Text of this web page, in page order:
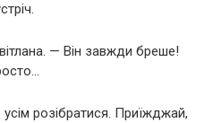
— Він завжди бреше!
розібратися. Приїжджай,